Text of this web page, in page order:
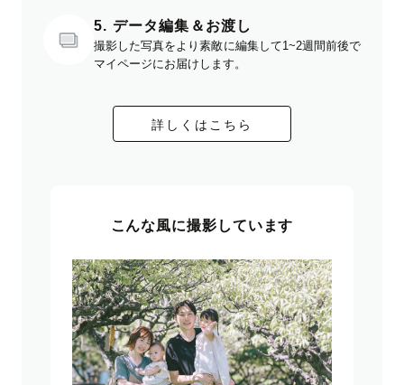
5. データ編集＆お渡し
撮影した写真をより素敵に編集して1~2週間前後で
マイページにお届けします。
詳しくはこちら
こんな風に撮影しています